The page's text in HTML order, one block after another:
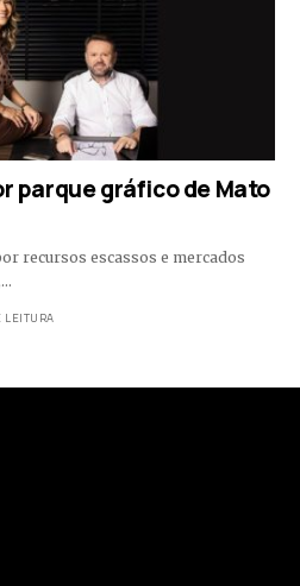
parque gráfico de Mato
recursos escassos e mercados